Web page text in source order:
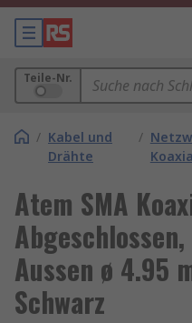
Teile-Nr.
/ Kabel und
Drähte
/
Atem SMA
Aussen ø 4.95
Schwarz